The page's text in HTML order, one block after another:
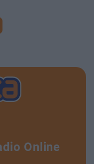
Online